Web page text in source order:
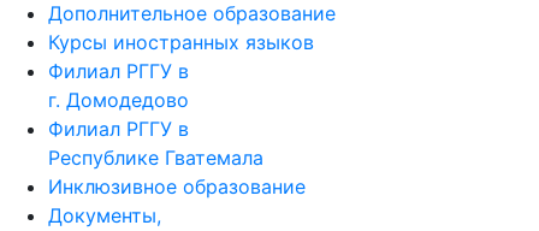
Дополнительное образование
Курсы иностранных языков
Филиал РГГУ в
г. Домодедово
Филиал РГГУ в
Республике Гватемала
Инклюзивное образование
Документы,